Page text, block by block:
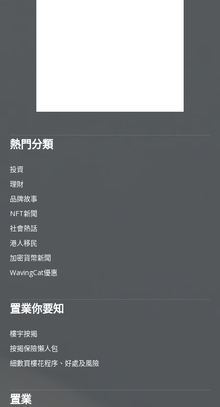
熱門分類
投資
理財
品牌故事
NFT新聞
社會熱話
港人移民
加密貨幣新聞
WavingCat優惠
置業你要知
樓宇按揭
按揭保險懶人包
細數買樓花程序、好處及風險
置業